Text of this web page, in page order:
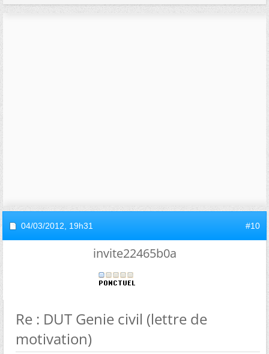
04/03/2012, 19h31 #10
invite22465b0a
Re : DUT Genie civil (lettre de
motivation)